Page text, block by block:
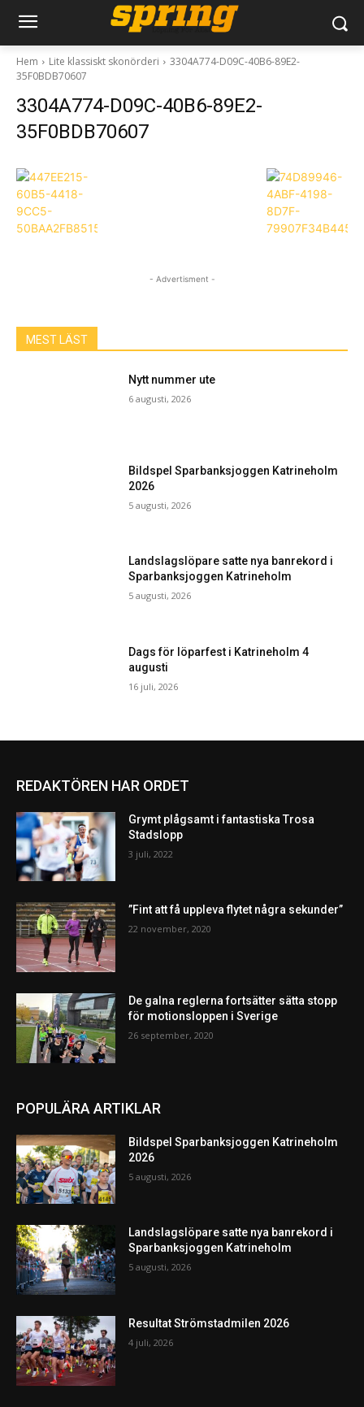
Hem Lite klassiskt skonörderi
3304A774-D09C-40B6-89E2-
35F0BDB70607
3304A774-D09C-40B6-89E2-
35F0BDB70607
- Advertisment -
MEST LÄST
Nytt nummer ute
6 augusti, 2026
Bildspel Sparbanksjoggen Katrineholm
2026
5 augusti, 2026
Landslagslöpare satte nya banrekord i
Sparbanksjoggen Katrineholm
5 augusti, 2026
Dags för löparfest i Katrineholm 4
augusti
16 juli, 2026
REDAKTÖREN HAR ORDET
Grymt plågsamt i fantastiska Trosa
Stadslopp
3 juli, 2022
”Fint att få uppleva flytet några sekunder”
22 november, 2020
De galna reglerna fortsätter sätta stopp
för motionsloppen i Sverige
26 september, 2020
POPULÄRA ARTIKLAR
Bildspel Sparbanksjoggen Katrineholm
2026
5 augusti, 2026
Landslagslöpare satte nya banrekord i
Sparbanksjoggen Katrineholm
5 augusti, 2026
Resultat Strömstadmilen 2026
4 juli, 2026